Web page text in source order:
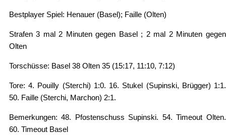
Bestplayer Spiel: Henauer (Basel); Faille (Olten)
Strafen 3 mal 2 Minuten gegen Basel ; 2 mal 2 Minuten gegen
Olten
Torschüsse: Basel 38 Olten 35 (15:17, 11:10, 7:12)
Tore: 4. Pouilly (Sterchi) 1:0. 16. Stukel (Supinski, Brügger) 1:1.
50. Faille (Sterchi, Marchon) 2:1.
Bemerkungen: 48. Pfostenschuss Supinski. 54. Timeout Olten.
60. Timeout Basel